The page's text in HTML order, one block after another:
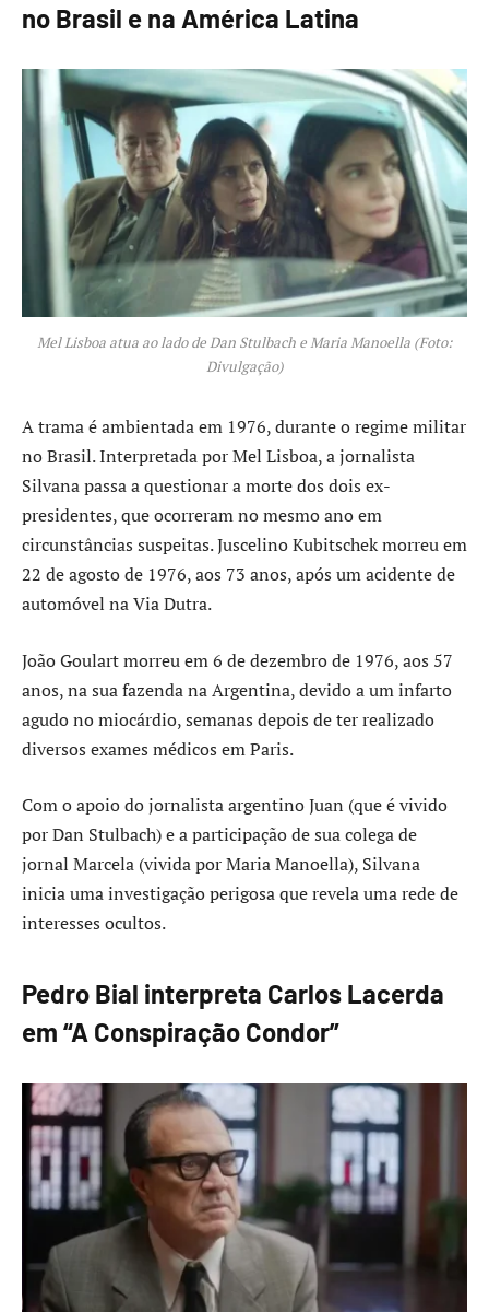
no Brasil e na América Latina
Mel Lisboa atua ao lado de Dan Stulbach e Maria Manoella (Foto:
Divulgação)
A trama é ambientada em 1976, durante o regime militar
no Brasil. Interpretada por Mel Lisboa, a jornalista
Silvana passa a questionar a morte dos dois ex-
presidentes, que ocorreram no mesmo ano em
circunstâncias suspeitas. Juscelino Kubitschek morreu em
22 de agosto de 1976, aos 73 anos, após um acidente de
automóvel na Via Dutra.
João Goulart morreu em 6 de dezembro de 1976, aos 57
anos, na sua fazenda na Argentina, devido a um infarto
agudo no miocárdio, semanas depois de ter realizado
diversos exames médicos em Paris.
Com o apoio do jornalista argentino Juan (que é vivido
por Dan Stulbach) e a participação de sua colega de
jornal Marcela (vivida por Maria Manoella), Silvana
inicia uma investigação perigosa que revela uma rede de
interesses ocultos.
Pedro Bial interpreta Carlos Lacerda
em “A Conspiração Condor”